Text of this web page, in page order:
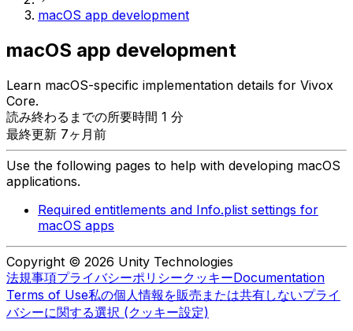
macOS app development
macOS app development
Learn macOS-specific implementation details for Vivox
Core.
読み終わるまでの所要時間 1 分
最終更新 7ヶ月前
Use the following pages to help with developing macOS
applications.
Required entitlements and Info.plist settings for
macOS apps
Copyright © 2026 Unity Technologies
法規事項プライバシーポリシークッキーDocumentation
Terms of Use私の個人情報を販売または共有しないプライ
バシーに関する選択 (クッキー設定)